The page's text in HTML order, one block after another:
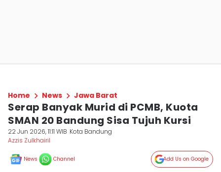
Home News Jawa Barat
Serap Banyak Murid di PCMB, Kuota
SMAN 20 Bandung Sisa Tujuh Kursi
22 Jun 2026, 11:11 WIB Kota Bandung
Azzis Zulkhairil
News Channel Add Us on Google